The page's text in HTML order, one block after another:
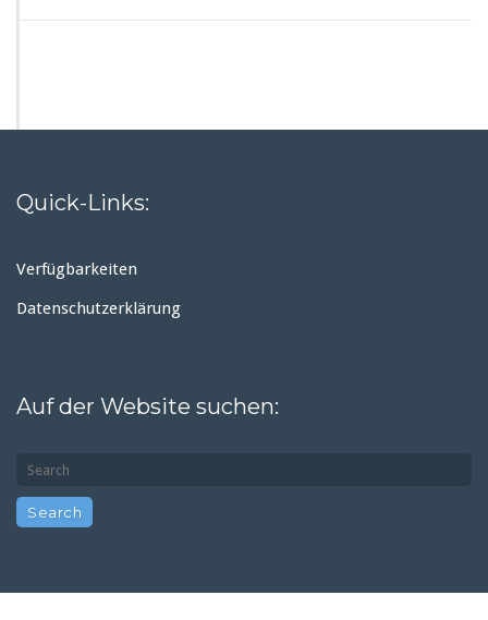
Quick-Links:
Verfügbarkeiten
Datenschutzerklärung
Auf der Website suchen: